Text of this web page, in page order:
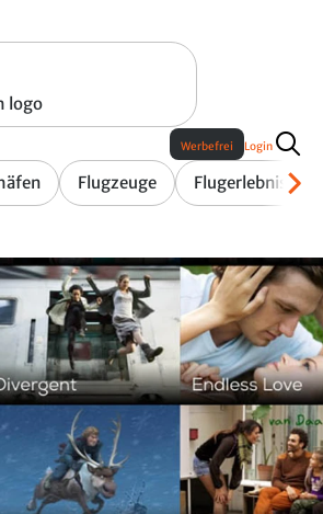
logo
Flugzeuge Flugerlebnis
Werbefrei Login